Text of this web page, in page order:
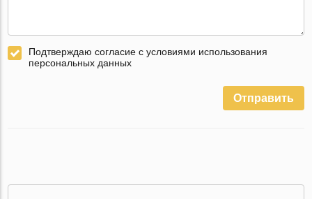
Подтверждаю согласие с условиями использования
персональных данных
Отправить